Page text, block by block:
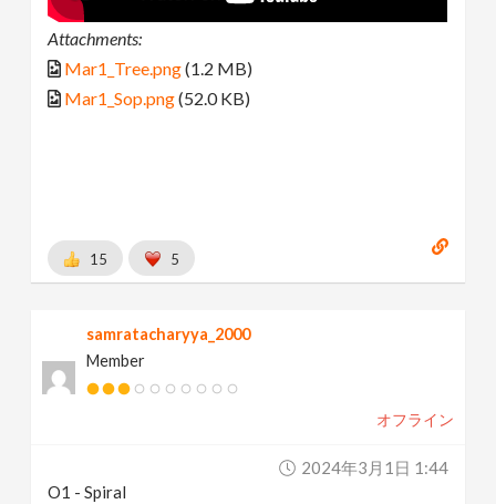
Attachments:
Mar1_Tree.png(1.2 MB)
Mar1_Sop.png(52.0 KB)
15 5
samratacharyya_2000
Member
オフライン
2024年3月1日 1:44
O1 - Spiral